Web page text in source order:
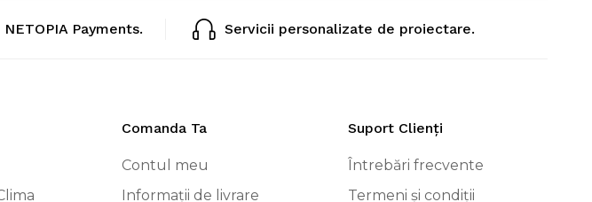
Payments. Servicii personalizate de proiectare.
Comanda Ta
Contul meu
Informații de livrare
Suport Clienți
Întrebări frecvente
Termeni și condiții